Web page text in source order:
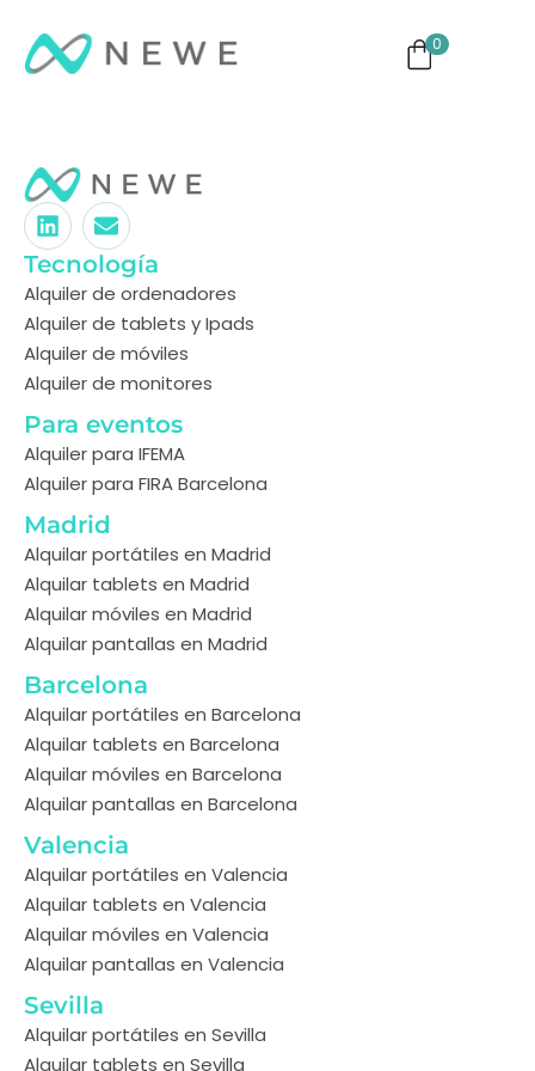
0
Tecnología
Alquiler de ordenadores
Alquiler de tablets y Ipads
Alquiler de móviles
Alquiler de monitores
Para eventos
Alquiler para IFEMA
Alquiler para FIRA Barcelona
Madrid
Alquilar portátiles en Madrid
Alquilar tablets en Madrid
Alquilar móviles en Madrid
Alquilar pantallas en Madrid
Barcelona
Alquilar portátiles en Barcelona
Alquilar tablets en Barcelona
Alquilar móviles en Barcelona
Alquilar pantallas en Barcelona
Valencia
Alquilar portátiles en Valencia
Alquilar tablets en Valencia
Alquilar móviles en Valencia
Alquilar pantallas en Valencia
Sevilla
Alquilar portátiles en Sevilla
Alquilar tablets en Sevilla